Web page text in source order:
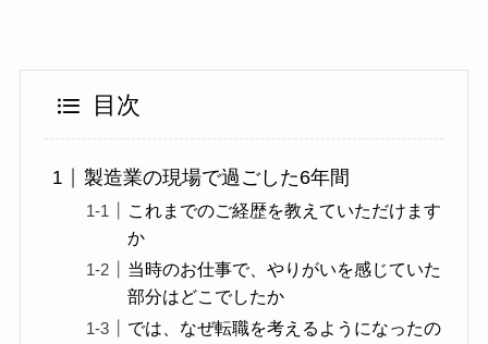
目次
製造業の現場で過ごした6年間
これまでのご経歴を教えていただけます
か
当時のお仕事で、やりがいを感じていた
部分はどこでしたか
では、なぜ転職を考えるようになったの